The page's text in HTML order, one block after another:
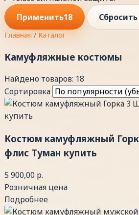
Применить18 Сбросить
Главная / Каталог
Камуфляжные костюмы
Найдено товаров: 18
Сортировка
Костюм камуфляжный
флис Туман купить
5 900,00 р.
Розничная цена
Подробнее